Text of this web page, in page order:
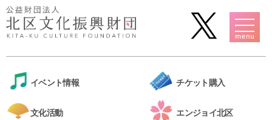
イベント情報 チケット購入
文化活動 エンジョイ北区